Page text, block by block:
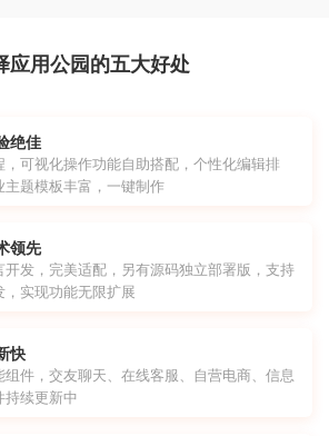
应用公园的五大好处
绝佳
，可视化操作功能自助搭配，个性化编辑排
主题模板丰富，一键制作
领先
开发，完美适配，另有源码独立部署版，支持
，实现功能无限扩展
快
组件，交友聊天、在线客服、自营电商、信息
持续更新中